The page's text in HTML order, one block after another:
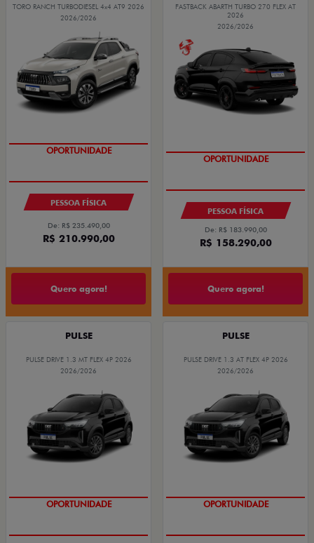
TORO RANCH TURBODIESEL 4x4 AT9 2026
2026/2026
COM USADO NA TROCA
PESSOA FÍSICA
De: R$ 235.490,00
R$ 210.990,00
Quero agora!
FASTBACK ABARTH TURBO 270 FLEX AT
2026
2026/2026
OPORTUNIDADE
PESSOA FÍSICA
De: R$ 183.990,00
R$ 158.290,00
Quero agora!
PULSE
PULSE DRIVE 1.3 MT FLEX 4P 2026
2026/2026
OPORTUNIDADE
PULSE
PULSE DRIVE 1.3 AT FLEX 4P 2026
2026/2026
COM USADO NA TROCA